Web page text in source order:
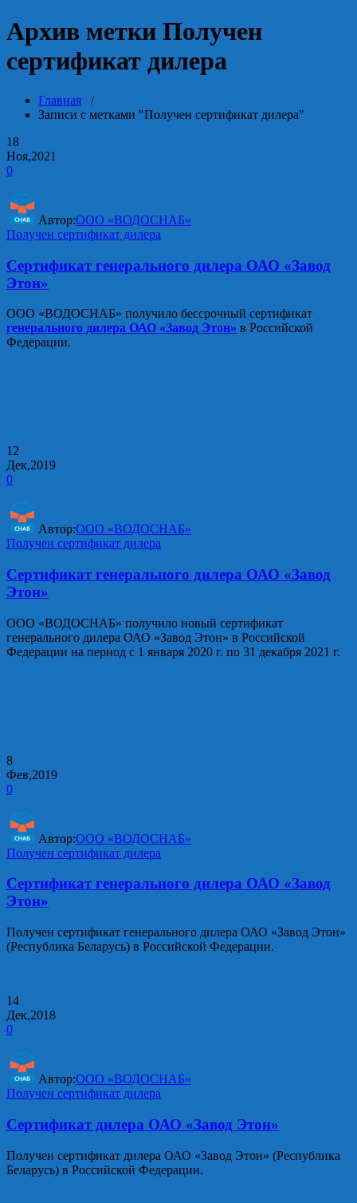
Архив метки Получен
сертификат дилера
Главная /
Записи с метками "Получен сертификат дилера"
18
Ноя,2021
0
Автор:ООО «ВОДОСНАБ»
Получен сертификат дилера
Сертификат генерального дилера ОАО «Завод
Этон»
ООО «ВОДОСНАБ» получило бессрочный сертификат
генерального дилера ОАО «Завод Этон» в Российской
Федерации.
12
Дек,2019
0
Автор:ООО «ВОДОСНАБ»
Получен сертификат дилера
Сертификат генерального дилера ОАО «Завод
Этон»
ООО «ВОДОСНАБ» получило новый сертификат
генерального дилера ОАО «Завод Этон» в Российской
Федерации на период с 1 января 2020 г. по 31 декабря 2021 г.
8
Фев,2019
0
Автор:ООО «ВОДОСНАБ»
Получен сертификат дилера
Сертификат генерального дилера ОАО «Завод
Этон»
Получен сертификат генерального дилера ОАО «Завод Этон»
(Республика Беларусь) в Российской Федерации.
14
Дек,2018
0
Автор:ООО «ВОДОСНАБ»
Получен сертификат дилера
Сертификат дилера ОАО «Завод Этон»
Получен сертификат дилера ОАО «Завод Этон» (Республика
Беларусь) в Российской Федерации.